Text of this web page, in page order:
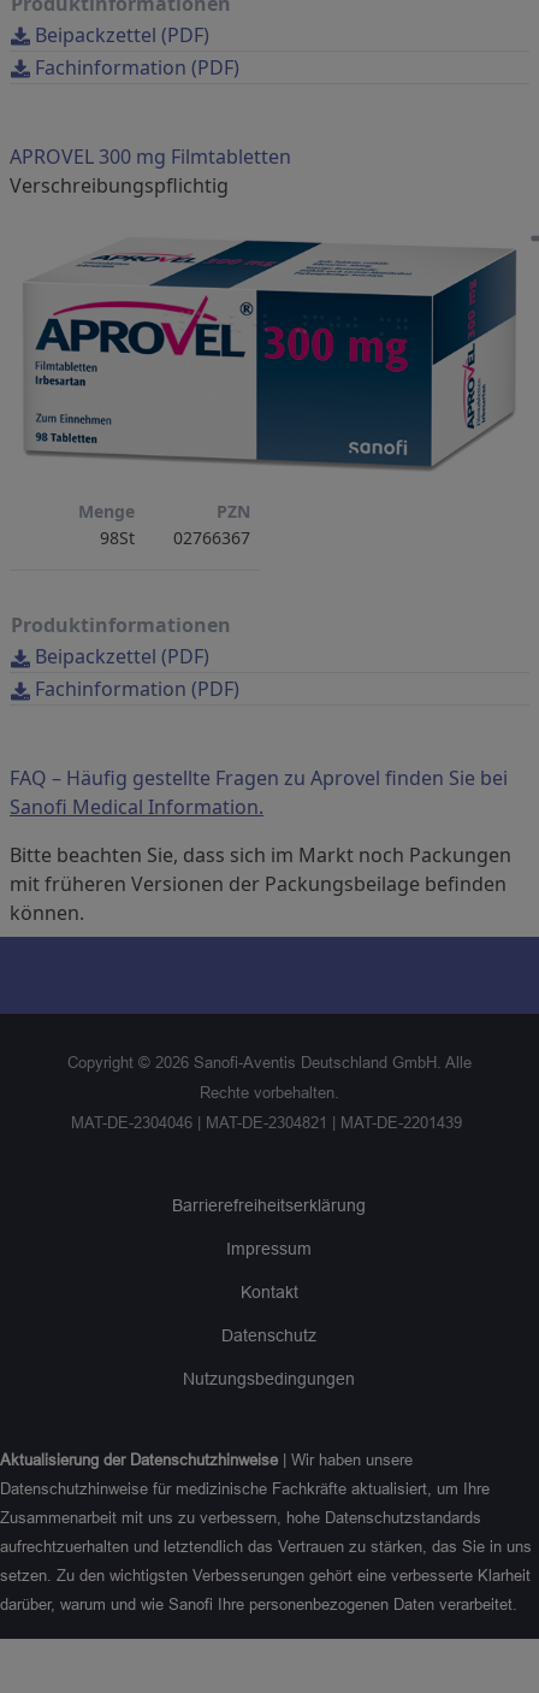
Beipackzettel (PDF)
Fachinformation (PDF)
APROVEL 300 mg Filmtabletten
verschreibungspflichtig
Menge
PZN
98St
02766367
Produktinformationen
Beipackzettel (PDF)
Fachinformation (PDF)
FAQ – Häufig gestellte Fragen zu Aprovel finden Sie bei
Sanofi Medical Information.
Bitte beachten Sie, dass sich im Markt noch Packungen
mit früheren Versionen der Packungsbeilage befinden
können.
Copyright © 2026Sanofi-Aventis Deutschland GmbH. Alle
Rechte vorbehalten.
MAT-DE-2304046 | MAT-DE-2304821 | MAT-DE-2201439
Nutzungsbedingungen
Datenschutz
Kontakt
Impressum
Barrierefreiheitserklärung
Aktualisierung der Datenschutzhinweise | Wir haben unsere
Datenschutzhinweise für medizinische Fachkräfte aktualisiert, um Ihre
Zusammenarbeit mit uns zu verbessern, hohe Datenschutzstandards
aufrechtzuerhalten und letztendlich das Vertrauen zu stärken, das Sie in uns
setzen. Zu den wichtigsten Verbesserungen gehört eine verbesserte Klarheit
darüber, warum und wie Sanofi Ihre personenbezogenen Daten verarbeitet.